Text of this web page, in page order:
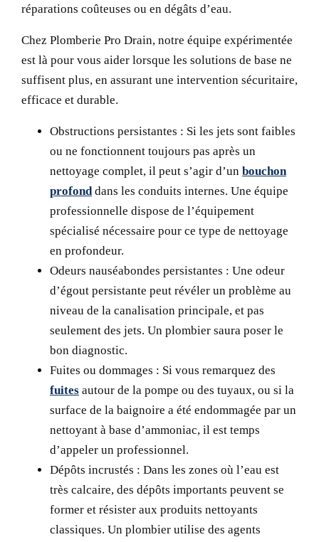
réparations coûteuses ou en dégâts d’eau.
Chez Plomberie Pro Drain, notre équipe expérimentée
est là pour vous aider lorsque les solutions de base ne
suffisent plus, en assurant une intervention sécuritaire,
efficace et durable.
Obstructions persistantes : Si les jets sont faibles
ou ne fonctionnent toujours pas après un
nettoyage complet, il peut s’agir d’un bouchon
profonddans les conduits internes. Une équipe
professionnelle dispose de l’équipement
spécialisé nécessaire pour ce type de nettoyage
en profondeur.
Odeurs nauséabondes persistantes : Une odeur
d’égout persistante peut révéler un problème au
niveau de la canalisation principale, et pas
seulement des jets. Un plombier saura poser le
bon diagnostic.
Fuites ou dommages : Si vous remarquez des
fuites autour de la pompe ou des tuyaux, ou si la
surface de la baignoire a été endommagée par un
nettoyant à base d’ammoniac, il est temps
d’appeler un professionnel.
Dépôts incrustés : Dans les zones où l’eau est
très calcaire, des dépôts importants peuvent se
former et résister aux produits nettoyants
classiques. Un plombier utilise des agents